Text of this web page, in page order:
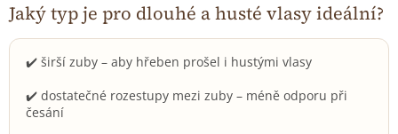
Jaký typ je pro dlouhé a husté vlasy ideální?
✔️ širší zuby – aby hřeben prošel i hustými vlasy
✔️ dostatečné rozestupy mezi zuby – méně odporu při
česání